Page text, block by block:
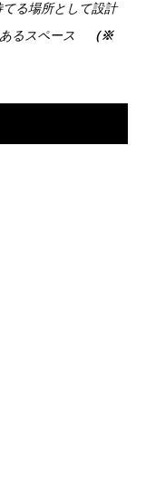
る場所として設計
るスペース
（※